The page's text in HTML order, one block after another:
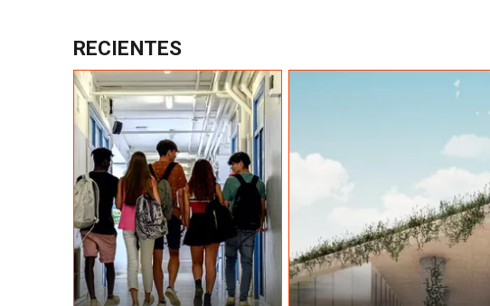
RECIENTES